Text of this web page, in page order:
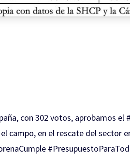
con 302 votos, aprobamos el
campo, en el rescate del sector